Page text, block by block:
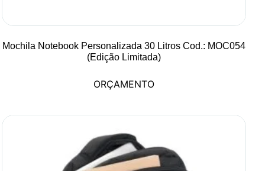
Mochila Notebook Personalizada 30 Litros Cod.: MOC054
(Edição Limitada)
ORÇAMENTO